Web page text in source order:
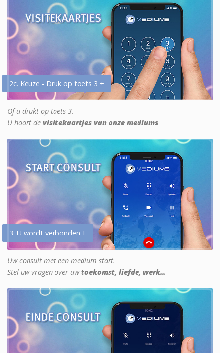
2c. Keuze - Druk op toets 3 +
Of u drukt op toets 3.
U hoort de visitekaartjes van onze mediums
3. U wordt verbonden +
Uw consult met een medium start.
Stel uw vragen over uwtoekomst, liefde, werk...